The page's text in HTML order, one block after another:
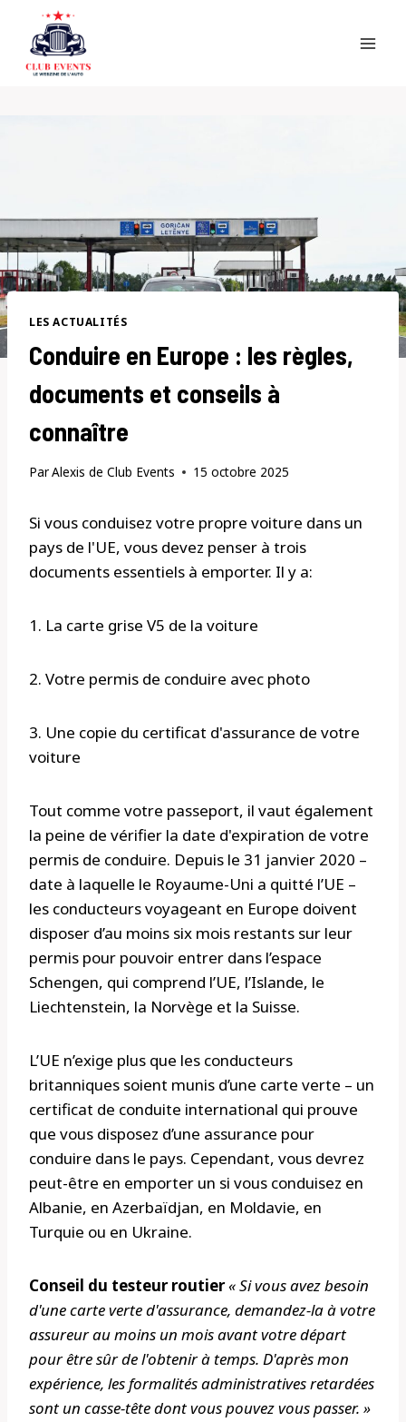
content
LES ACTUALITÉS
Conduire en Europe : les règles,
documents et conseils à
connaître
ParAlexis de Club Events 15 octobre 2025
Si vous conduisez votre propre voiture dans un
pays de l'UE, vous devez penser à trois
documents essentiels à emporter. Il y a:
1. La carte grise V5 de la voiture
2. Votre permis de conduire avec photo
3. Une copie du certificat d'assurance de votre
voiture
Tout comme votre passeport, il vaut également
la peine de vérifier la date d'expiration de votre
permis de conduire. Depuis le 31 janvier 2020 –
date à laquelle le Royaume-Uni a quitté l’UE –
les conducteurs voyageant en Europe doivent
disposer d’au moins six mois restants sur leur
permis pour pouvoir entrer dans l’espace
Schengen, qui comprend l’UE, l’Islande, le
Liechtenstein, la Norvège et la Suisse.
L’UE n’exige plus que les conducteurs
britanniques soient munis d’une carte verte – un
certificat de conduite international qui prouve
que vous disposez d’une assurance pour
conduire dans le pays. Cependant, vous devrez
peut-être en emporter un si vous conduisez en
Albanie, en Azerbaïdjan, en Moldavie, en
Turquie ou en Ukraine.
Conseil du testeur routier« Si vous avez besoin
d'une carte verte d'assurance, demandez-la à votre
assureur au moins un mois avant votre départ
pour être sûr de l'obtenir à temps. D'après mon
expérience, les formalités administratives retardées
sont un casse-tête dont vous pouvez vous passer. »